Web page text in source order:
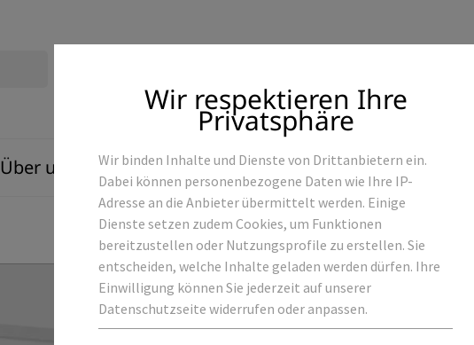
Über uns Produkte Referenzen
ROWALUX
LED-PANEL LP-
Wir respektieren Ihre
Privatsphäre
Wir binden Inhalte und Dienste von Drittanbietern ein.
Dabei können personenbezogene Daten wie Ihre IP-
Adresse an die Anbieter übermittelt werden. Einige
Dienste setzen zudem Cookies, um Funktionen
bereitzustellen oder Nutzungsprofile zu erstellen. Sie
entscheiden, welche Inhalte geladen werden dürfen. Ihre
Einwilligung können Sie jederzeit auf unserer
Datenschutzseite widerrufen oder anpassen.